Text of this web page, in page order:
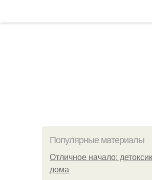
Популярные материалы
Отличное начало:
дома